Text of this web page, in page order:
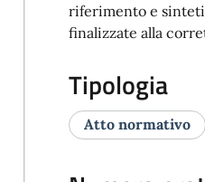
riferimento e
finalizzate alla
Tipologia
Atto normativo